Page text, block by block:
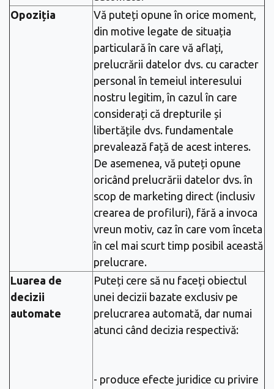
Opoziția
Vă puteți opune în orice moment,
din motive legate de situația
particulară în care vă aflați,
prelucrării datelor dvs. cu caracter
personal în temeiul interesului
nostru legitim, în cazul în care
considerați că drepturile și
libertățile dvs. fundamentale
prevalează față de acest interes.
De asemenea, vă puteți opune
oricând prelucrării datelor dvs. în
scop de marketing direct (inclusiv
crearea de profiluri), fără a invoca
vreun motiv, caz în care vom înceta
în cel mai scurt timp posibil această
prelucrare.
Luarea de
decizii
automate
Puteți cere să nu faceți obiectul
unei decizii bazate exclusiv pe
prelucrarea automată, dar numai
atunci când decizia respectivă:
- produce efecte juridice cu privire